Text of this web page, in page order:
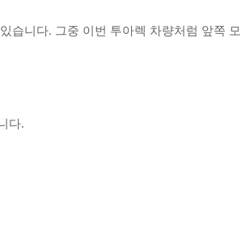
습니다. 그중 이번 투아렉 차량처럼 앞쪽
다.